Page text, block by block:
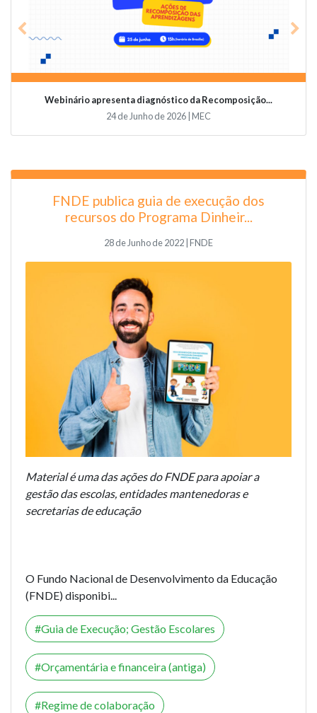
Webinário apresenta diagnóstico da Recomposição...
24 de Junho de 2026 | MEC
Previous
FNDE publica guia de execução dos
recursos do Programa Dinheir...
28 de Junho de 2022 | FNDE
Material é uma das ações do FNDE para apoiar a
gestão das escolas, entidades mantenedoras e
secretarias de educação
O Fundo Nacional de Desenvolvimento da Educação
(FNDE) disponibi...
Guia de Execução; Gestão Escolares
Orçamentária e financeira (antiga)
Regime de colaboração